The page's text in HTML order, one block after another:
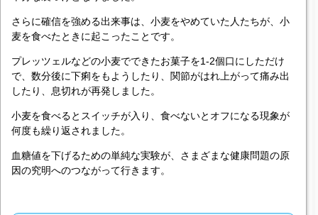
さらに確信を強める出来事は、小麦をやめていた人たちが、小
麦を食べたときに起こったことです。
プレッツェルなどの小麦でできたお菓子を1-2個口にしただけ
で、数分後に下痢をもようしたり、関節がはれ上がって痛み出
したり、息切れが再発しました。
小麦を食べるとスイッチが入り、食べないとオフになる現象が
何度も繰り返されました。
血糖値を下げるための単純な実験が、さまざまな健康問題の原
因の究明へのつながって行きます。